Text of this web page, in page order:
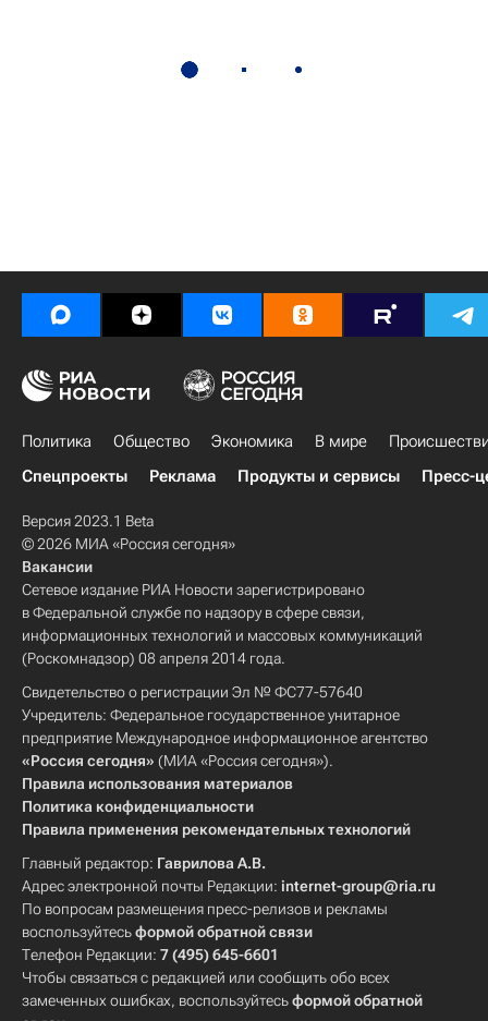
Политика Общество Экономика В мире
Спецпроекты
Реклама Продукты и сервисы Пресс-
Версия 2023.1 Beta
© 2026 МИА «Россия сегодня»
Вакансии
Сетевое издание РИА Новости зарегистрировано
в Федеральной службе по надзору в сфере связи,
информационных технологий и массовых коммуникаций
(Роскомнадзор) 08 апреля 2014 года.
Свидетельство о регистрации Эл № ФС77-57640
Учредитель: Федеральное государственное унитарное
предприятие Международное информационное агентство
«Россия сегодня» (МИА «Россия сегодня»).
Правила использования материалов
Политика конфиденциальности
Правила применения рекомендательных технологий
Главный редактор: Гаврилова А.В.
Адрес электронной почты Редакции: internet-group@ria.ru
По вопросам размещения пресс-релизов и рекламы
воспользуйтесьформой обратной связи
Телефон Редакции: 7 (495) 645-6601
Чтобы связаться с редакцией или сообщить обо всех
замеченных ошибках, воспользуйтесьформой обратной